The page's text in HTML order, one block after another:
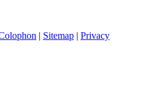
| Sitemap | Privacy